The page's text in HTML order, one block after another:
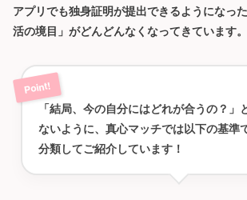
アプリでも独身証明が提出できるようになっ
活の境目」がどんどんなくなってきています。
「結局、今の自分にはどれが合うの？」
ないように、真心マッチでは以下の基準
分類してご紹介しています！